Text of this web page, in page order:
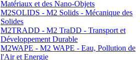
Matériaux et des Nano-Objets
M2SOLIDS - M2 Solids - Mécanique des
Solides
M2TRADD - M2 TraDD - Transport et
Développement Durable
M2WAPE - M2 WAPE - Eau, Pollution de
l'Air et Energie